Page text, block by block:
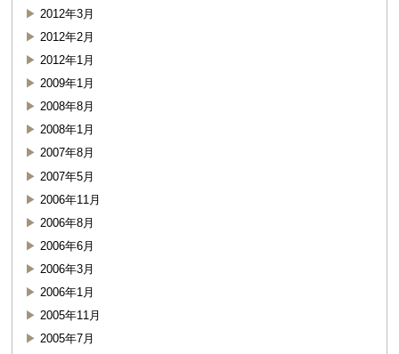
2012年3月
2012年2月
2012年1月
2009年1月
2008年8月
2008年1月
2007年8月
2007年5月
2006年11月
2006年8月
2006年6月
2006年3月
2006年1月
2005年11月
2005年7月